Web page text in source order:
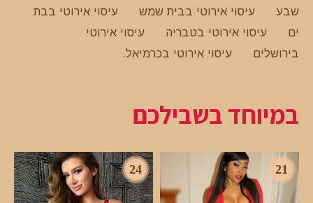
שבע
עיסוי אירוטי בבית שמש
עיסוי אירוטי בבת
ים
עיסוי אירוטי בטבריה
עיסוי אירוטי
בירושלים
עיסוי אירוטי בכרמיאל.
במיוחד בשבילכם
21
24